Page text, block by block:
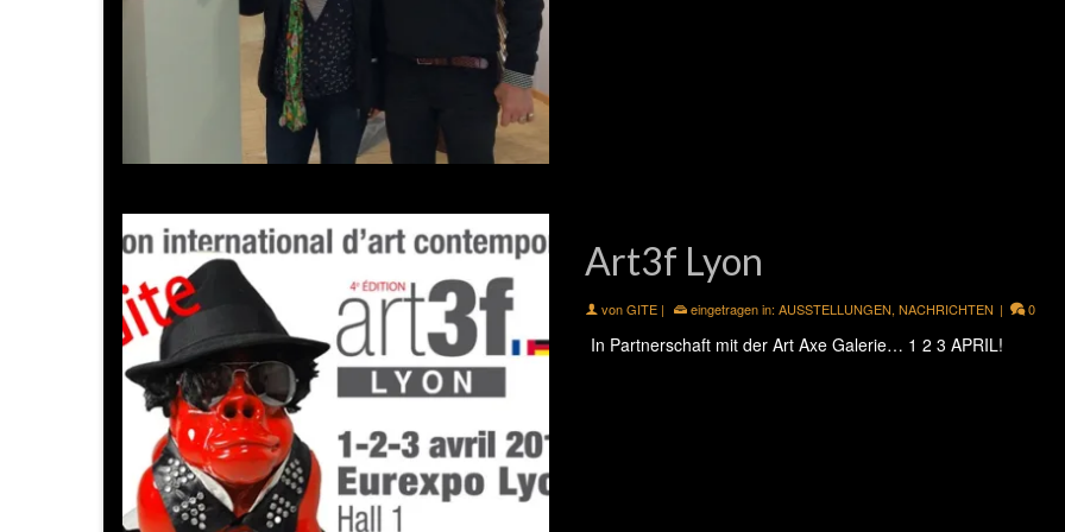
Art3f Lyon
vonGITE | eingetragen in:AUSSTELLUNGEN,NACHRICHTEN | 0
In Partnerschaft mit der Art Axe Galerie… 1 2 3 APRIL!